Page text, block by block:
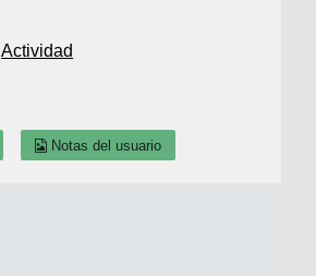
Actividad
Notas del usuario